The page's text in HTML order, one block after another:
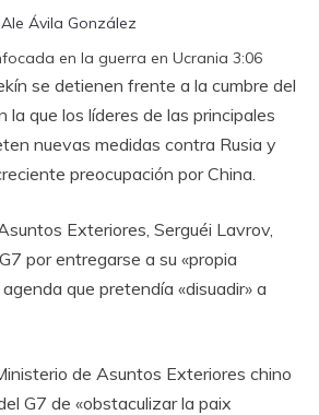
Ale Ávila González
en la guerra en Ucrania 3:06
se detienen frente a la cumbre del
la que los líderes de las principales
nuevas medidas contra Rusia y
preocupación por China.
Exteriores, Serguéi Lavrov,
por entregarse a su «propia
que pretendía «disuadir» a
de Asuntos Exteriores chino
G7 de «obstaculizar la paix